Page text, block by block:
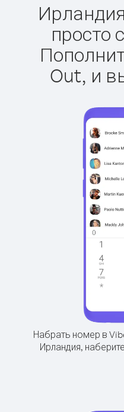
просто
Out, и
Набрать номер в
Ирландия,